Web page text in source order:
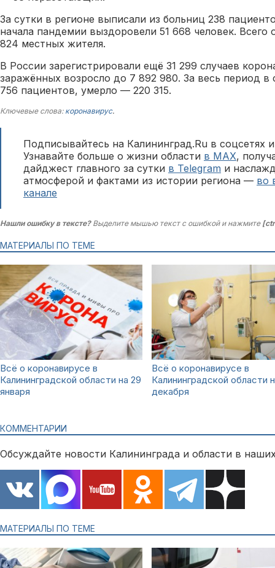
За сутки в регионе выписали из больниц 238
начала пандемии выздоровели 51 668 человек. Всего
824 местных жителя.
В России зарегистрировали ещё 31 299 случаев
заражённых возросло до 7 892 980. За весь период в
756 пациентов, умерло — 220 315.
Ключевые слова: коронавирус.
Подписывайтесь на Калининград.Ru в соцсетях
Узнавайте больше о жизни области в MAX,
дайджест главного за сутки в Telegram и
атмосферой и фактами из истории региона — во
канале
Нашли ошибку в тексте?Выделите мышью текст с ошибкой и нажмите
МАТЕРИАЛЫ ПО ТЕМЕ
Всё о коронавирусе в
Калининградской области на 29
января
Всё о коронавирусе в
Калининградской области
декабря
КОММЕНТАРИИ
Обсуждайте новости Калининграда и области в
МАТЕРИАЛЫ ПО ТЕМЕ